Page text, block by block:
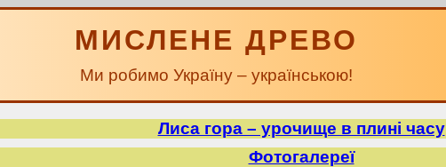
МИСЛЕНЕ ДРЕВО
Ми робимо Україну – українською!
Лиса гора – урочище в плині часу
Фотогалереї